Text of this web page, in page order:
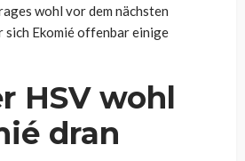
wohl vor dem nächsten
Ekomié offenbar einige
HSV wohl
dran